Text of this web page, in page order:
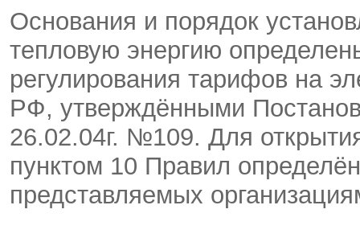
Основания и порядок
тепловую энергию
регулирования тарифов на
РФ, утверждёнными
26.02.04г. №109. Для
пунктом 10 Правил
представляемых